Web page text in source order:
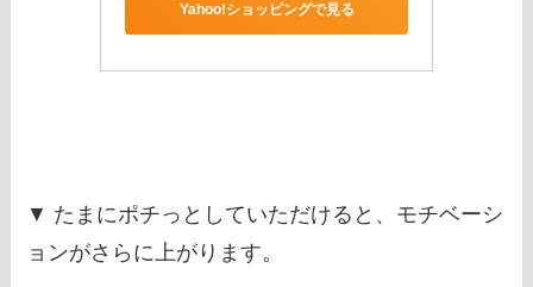
Yahoo!ショッピングで見る
▼ たまにポチっとしていただけると、モチベーシ
ョンがさらに上がります。